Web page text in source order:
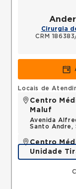
Cirurgia
CRM
Locais de
Centro
Maluf
Avenida
Santo Andre,
Centro
Unidade
Rua
09030560 •